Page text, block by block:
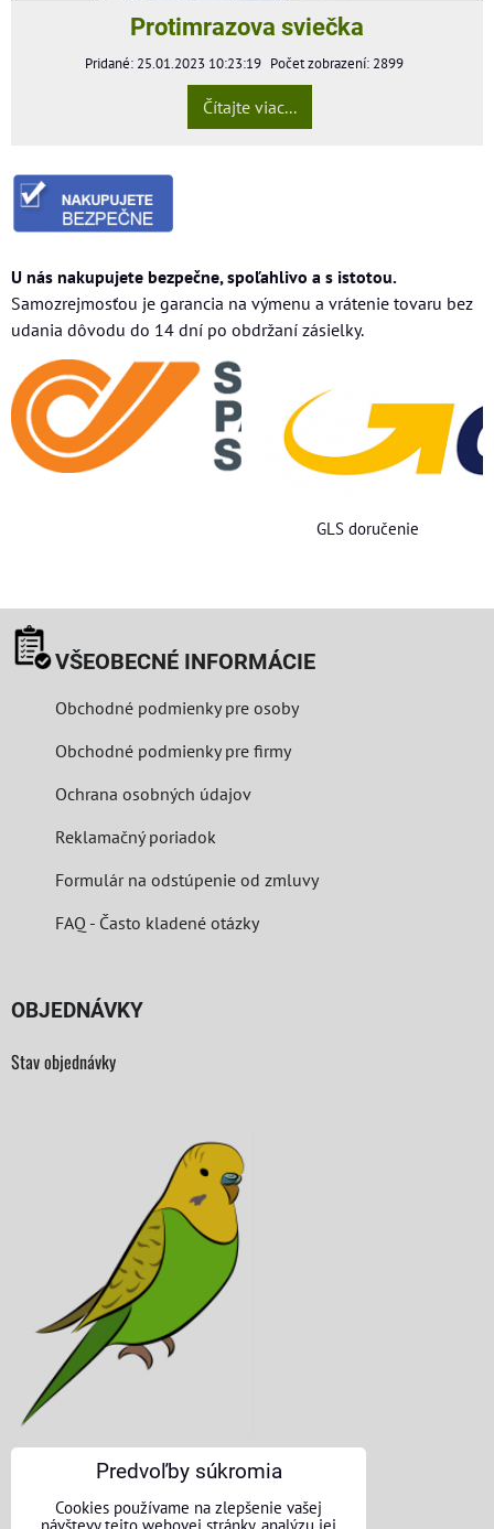
Protimrazova sviečka
Pridané: 25.01.2023 10:23:19 Počet zobrazení: 2899
Čítajte viac...
U nás nakupujete bezpečne, spoľahlivo a s istotou.
Samozrejmosťou je garancia na výmenu a vrátenie tovaru bez
udania dôvodu do 14 dní po obdržaní zásielky.
GLS doručenie
VŠEOBECNÉ INFORMÁCIE
Obchodné podmienky pre osoby
Obchodné podmienky pre firmy
Ochrana osobných údajov
Reklamačný poriadok
Formulár na odstúpenie od zmluvy
FAQ - Často kladené otázky
OBJEDNÁVKY
Stav objednávky
KONTAKTNÉ ÚDAJE
Predvoľby súkromia
Cookies používame na zlepšenie vašej